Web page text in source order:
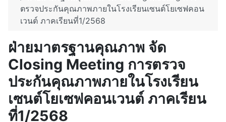
ตรวจประกันคุณภาพภายในโรงเรียนเซนต์โยเซฟคอน
เวนต์ ภาคเรียนที่1/2568
ฝ่ายมาตรฐานคุณภาพ จัด
Closing Meeting การตรวจ
ประกันคุณภาพภายในโรงเรียน
เซนต์โยเซฟคอนเวนต์ ภาคเรียน
ที่1/2568